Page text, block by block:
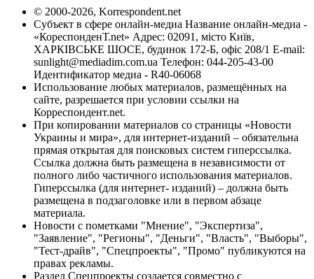
© 2000-2026, Korrespondent.net
Субъект в сфере онлайн-медиа Название онлайн-медиа -
«КореспонденТ.net» Адрес: 02091, місто Київ,
ХАРКІВСЬКЕ ШОСЕ, будинок 172-Б, офіс 208/1 E-mail:
sunlight@mediadim.com.ua Телефон: 044-205-43-00
Идентификатор медиа - R40-06068
Использование любых материалов, размещённых на
сайте, разрешается при условии ссылки на
Корреспондент.net.
При копировании материалов со страницы «Новости
Украины и мира», для интернет-изданий – обязательна
прямая открытая для поисковых систем гиперссылка.
Ссылка должна быть размещена в независимости от
полного либо частичного использования материалов.
Гиперссылка (для интернет- изданий) – должна быть
размещена в подзаголовке или в первом абзаце
материала.
Новости с пометками "Мнение", "Экспертиза",
"Заявление", "Регионы", "Деньги", "Власть", "Выборы",
"Тест-драйв", "Спецпроекты", "Промо" публикуются на
правах рекламы.
Раздел Спецпроекты создается совместно с